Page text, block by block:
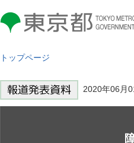
東京都 TOKYO METROPOLITAN
GOVERNMENT
トップページ
2020年06月